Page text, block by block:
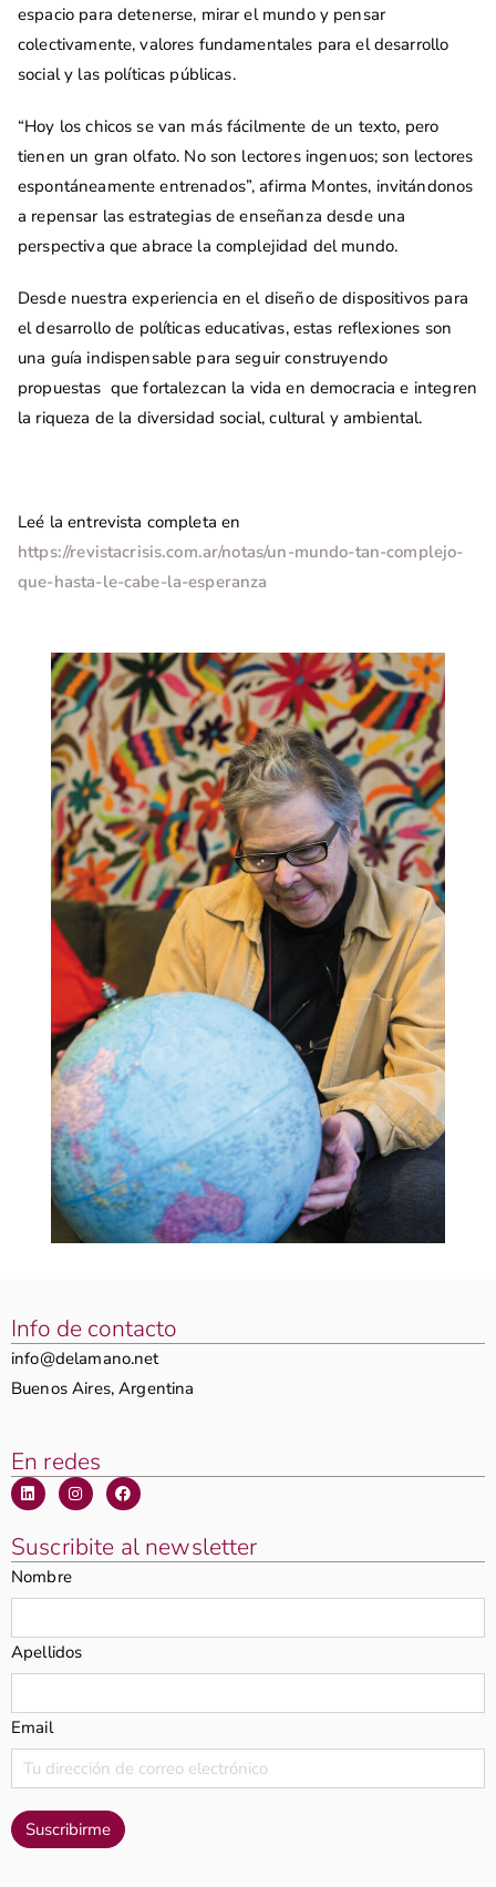
espacio para detenerse, mirar el mundo y pensar
colectivamente, valores fundamentales para el desarrollo
social y las políticas públicas.
“Hoy los chicos se van más fácilmente de un texto, pero
tienen un gran olfato. No son lectores ingenuos; son lectores
espontáneamente entrenados”, afirma Montes, invitándonos
a repensar las estrategias de enseñanza desde una
perspectiva que abrace la complejidad del mundo.
Desde nuestra experiencia en el diseño de dispositivos para
el desarrollo de políticas educativas, estas reflexiones son
una guía indispensable para seguir construyendo
propuestas que fortalezcan la vida en democracia e integren
la riqueza de la diversidad social, cultural y ambiental.
Leé la entrevista completa en
https://revistacrisis.com.ar/notas/un-mundo-tan-complejo-
que-hasta-le-cabe-la-esperanza
Info de contacto
info@delamano.net
Buenos Aires, Argentina
En redes
Suscribite al newsletter
Nombre
Apellidos
Email